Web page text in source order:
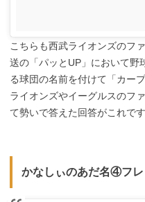
こちらも西武ライオンズのフ
送の「パッとUP」において野
る球団の名前を付けて「カー
ライオンズやイーグルスのフ
て勢いで答えた回答がこれです
かなしぃのあだ名④フ